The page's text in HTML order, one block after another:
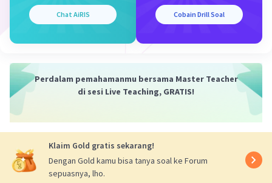
x + 2 = ± √16
x = -2 + 4 = 2
Beri Rating·5.0(1) Balas
Chat AiRIS Cobain Drill Soal
Perdalam pemahamanmu bersama Master Teacher
di sesi Live Teaching, GRATIS!
Klaim Gold gratis sekarang!
Dengan Gold kamu bisa tanya soal ke Forum
sepuasnya, lho.